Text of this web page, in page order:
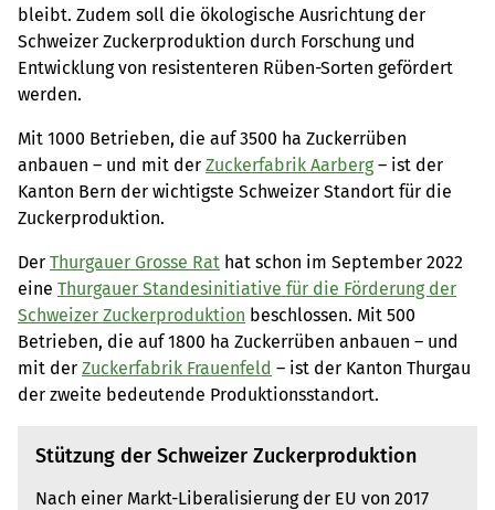
bleibt. Zudem soll die ökologische Ausrichtung der
Schweizer Zuckerproduktion durch Forschung und
Entwicklung von resistenteren Rüben-Sorten gefördert
werden.
Mit 1000 Betrieben, die auf 3500 ha Zuckerrüben
anbauen – und mit der Zuckerfabrik Aarberg– ist der
Kanton Bern der wichtigste Schweizer Standort für die
Zuckerproduktion.
Der Thurgauer Grosse Rat hat schon im September 2022
eine Thurgauer Standesinitiative für die Förderung der
Schweizer Zuckerproduktion beschlossen. Mit 500
Betrieben, die auf 1800 ha Zuckerrüben anbauen – und
mit der Zuckerfabrik Frauenfeld – ist der Kanton Thurgau
der zweite bedeutende Produktionsstandort.
Stützung der Schweizer Zuckerproduktion
Nach einer Markt-Liberalisierung der EU von 2017